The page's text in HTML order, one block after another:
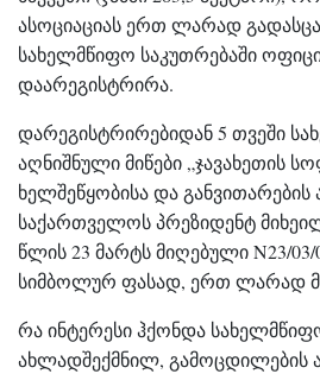
ასოციაციას ერთ ლარად
სახელმწიფო საკუთრებაში
დაარეგისტრირა.
დარეგისტრირებიდან 5 თვეში
აღნიშნული მიწები „ჯავახეთის
ხელშეწყობისა და განვითარების
საქართველოს პრეზიდენტ
წლის 23 მარტს მიღებული N23/
სიმბოლურ ფასად, ერთ ლარად
რა ინტერესი ჰქონდა
ახლადშექმნილ, გამოცდილების